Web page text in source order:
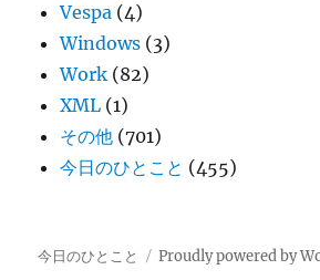
Vespa (4)
Windows (3)
Work (82)
XML (1)
その他 (701)
今日のひとこと (455)
今日のひとこと Proudly powered by